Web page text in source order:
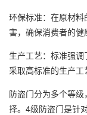
环保标准：在原材
害，确保消费者的健
生产工艺：标准强
采取高标准的生产工
防盗门分为多个等
择。4级防盗门是针